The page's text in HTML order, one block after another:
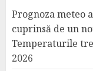
Prognoza meteo
cuprinsă de un
Temperaturile
2026